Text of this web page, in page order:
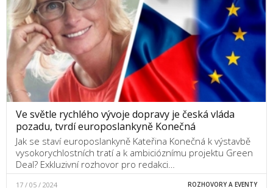
Ve světle rychlého vývoje dopravy je česká vláda
pozadu, tvrdí europoslankyně Konečná
Jak se staví europoslankyně Kateřina Konečná k výstavbě
vysokorychlostních tratí a k ambicióznímu projektu Green
Deal? Exkluzivní rozhovor pro redakci…
17 / 05 / 2024 ROZHOVORY A EVENTY